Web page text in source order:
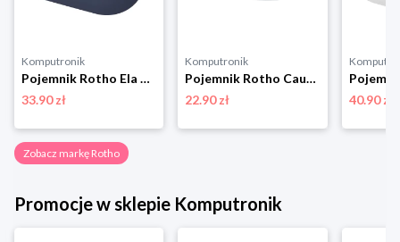
Komputronik
Pojemnik Rotho Ela 1l 1057206250 granatowy
33.90 zł
Komputronik
Pojemnik Rotho Cauma 1,2 L biały
22.90 zł
40.90 zł
Zobacz markę Rotho
Promocje w sklepie Komputronik